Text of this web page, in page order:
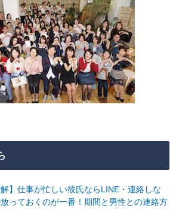
解】仕事が忙しい彼氏ならLINE・連絡しな
っておくのが一番！期間と男性との連絡方